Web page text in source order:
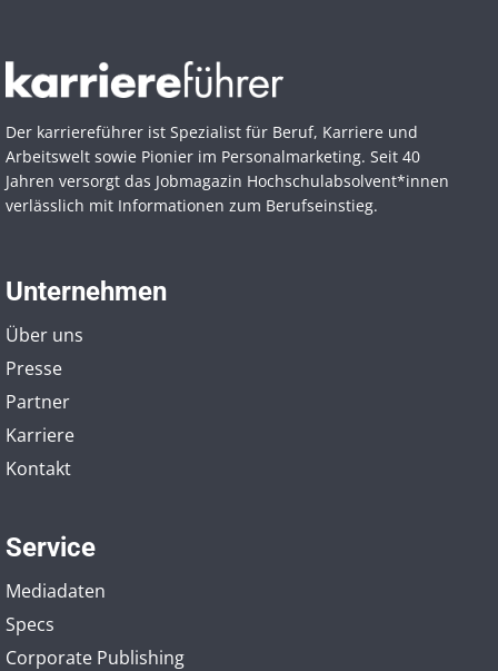
Der karriereführer ist Spezialist für Beruf, Karriere und
Arbeitswelt sowie Pionier im Personal­marketing. Seit 40
Jahren versorgt das Jobmagazin Hochschul­absolvent*innen
verlässlich mit Informationen zum Berufseinstieg.
Unternehmen
Über uns
Presse
Partner
Karriere
Kontakt
Service
Mediadaten
Specs
Corporate Publishing